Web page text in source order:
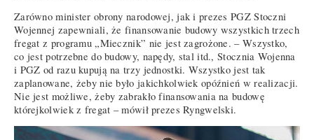
Zarówno minister obrony narodowej, jak i prezes PGZ Stoczni
Wojennej zapewniali, że finansowanie budowy wszystkich trzech
fregat z programu „Miecznik” nie jest zagrożone. – Wszystko,
co jest potrzebne do budowy, napędy, stal itd., Stocznia Wojenna
i PGZ od razu kupują na trzy jednostki. Wszystko jest tak
zaplanowane, żeby nie było jakichkolwiek opóźnień w realizacji.
Nie jest możliwe, żeby zabrakło finansowania na budowę
którejkolwiek z fregat – mówił prezes Ryngwelski.